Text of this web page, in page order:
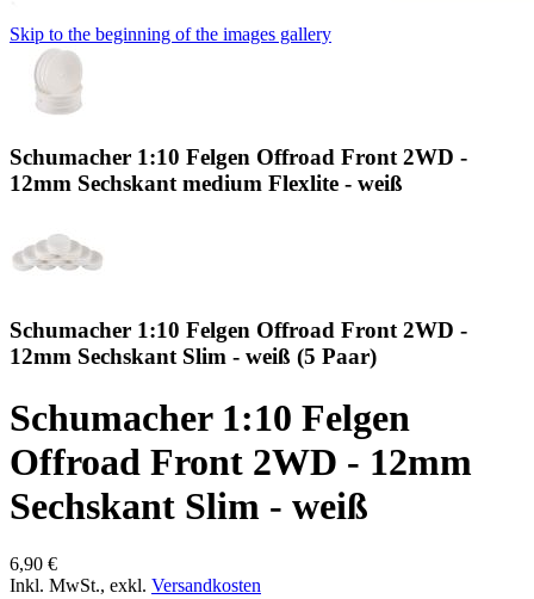
Skip to the beginning of the images gallery
Schumacher 1:10 Felgen Offroad Front 2WD -
12mm Sechskant medium Flexlite - weiß
Schumacher 1:10 Felgen Offroad Front 2WD -
12mm Sechskant Slim - weiß (5 Paar)
Schumacher 1:10 Felgen
Offroad Front 2WD - 12mm
Sechskant Slim - weiß
6,90 €
Inkl. MwSt., exkl. Versandkosten